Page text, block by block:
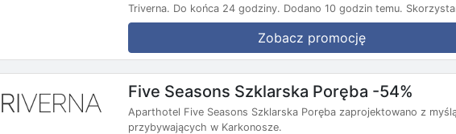
Triverna. Do końca 24 godziny. Dodano 10 godzin temu.
Zobacz promocję
Five Seasons Szklarska Poręba -54%
Aparthotel Five Seasons Szklarska Poręba zaprojektowano z
przybywających w Karkonosze.